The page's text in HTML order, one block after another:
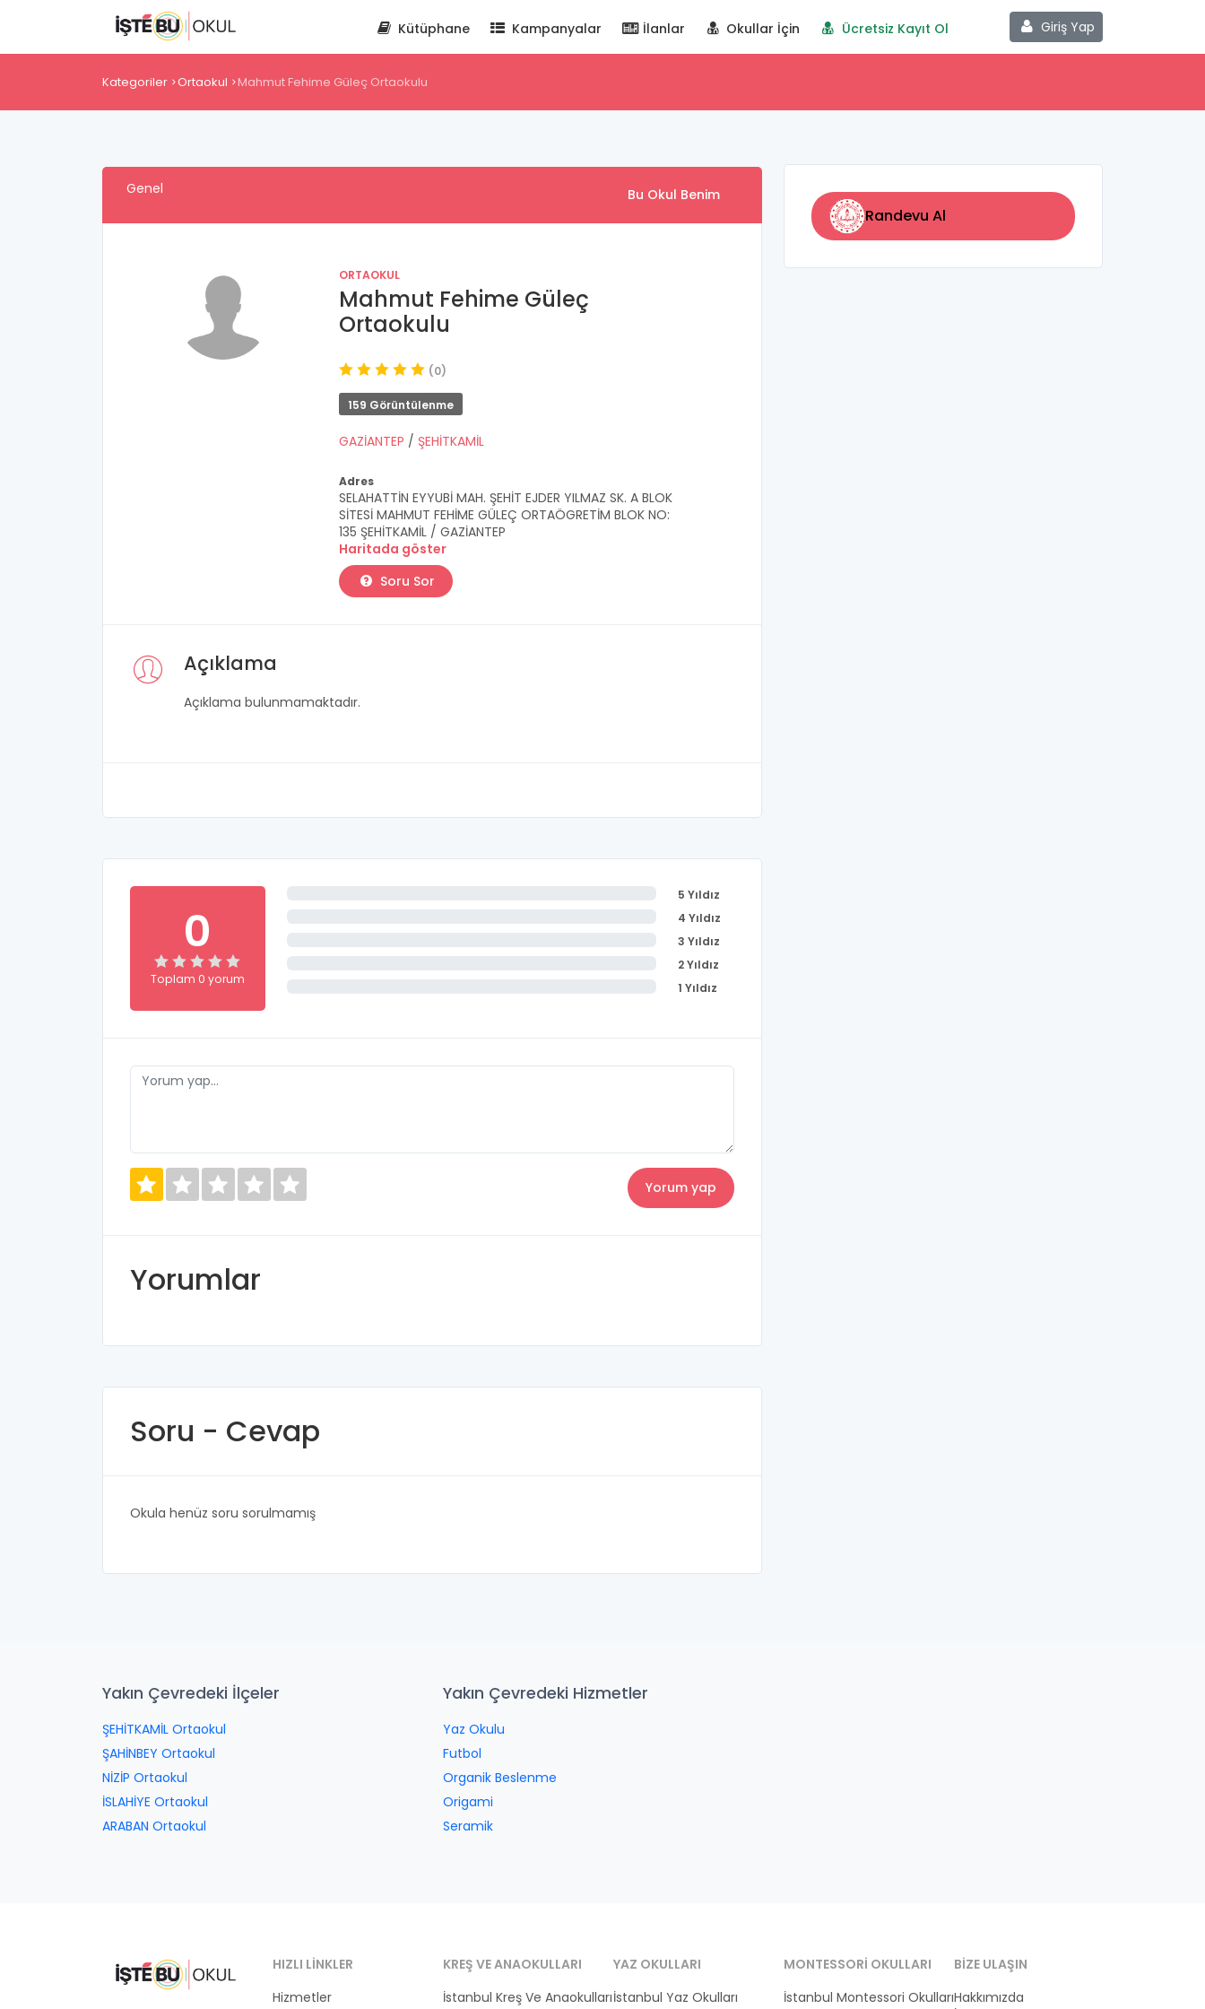
Giriş Yap
Kütüphane Kampanyalar İlanlar Okullar İçin Ücretsiz Kayıt Ol
Kategoriler Ortaokul Mahmut Fehime Güleç Ortaokulu
Genel Bu Okul Benim
ORTAOKUL
Mahmut Fehime Güleç
Ortaokulu
(0)
159 Görüntülenme
GAZİANTEP / ŞEHİTKAMİL
Adres
SELAHATTİN EYYUBİ MAH. ŞEHİT EJDER YILMAZ SK. A BLOK
SİTESİ MAHMUT FEHİME GÜLEÇ ORTAÖGRETİM BLOK NO:
135 ŞEHİTKAMİL / GAZİANTEP
Haritada göster
Soru Sor
Açıklama
Açıklama bulunmamaktadır.
0
Toplam 0 yorum
5 Yıldız
4 Yıldız
3 Yıldız
2 Yıldız
1 Yıldız
Yorumlar
Soru - Cevap
Okula henüz soru sorulmamış
Randevu Al
Yakın Çevredeki İlçeler
ŞEHİTKAMİL Ortaokul
ŞAHİNBEY Ortaokul
NİZİP Ortaokul
İSLAHİYE Ortaokul
ARABAN Ortaokul
Yakın Çevredeki Hizmetler
Yaz Okulu
Futbol
Organik Beslenme
Origami
Seramik
HIZLI LINKLER
Hizmetler
KREŞ VE ANAOKULLARI
İstanbul Kreş Ve Anaokulları
YAZ OKULLARI
İstanbul Yaz Okulları
MONTESSORI OKULLARI
İstanbul Montessori Okulları
BIZE ULAŞIN
Hakkımızda